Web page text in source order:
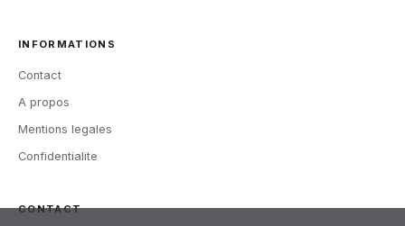
INFORMATIONS
Contact
A propos
Mentions legales
Confidentialite
CONTACT